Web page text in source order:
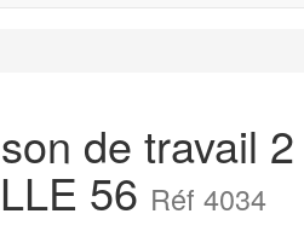
de travail
56 Réf 4034